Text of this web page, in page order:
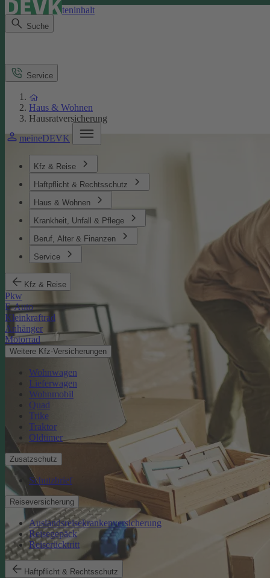
Direkt zum Seiteninhalt
Suche
meineDEVK
Kfz & Reise
Haftpflicht & Rechtsschutz
Haus & Wohnen
Krankheit, Unfall & Pflege
Beruf, Alter & Finanzen
Service
Kfz & Reise
Pkw
E-Auto
Kleinkraftrad
Anhänger
Motorrad
Weitere Kfz-Versicherungen
Wohnwagen
Lieferwagen
Wohnmobil
Quad
Trike
Traktor
Oldtimer
Zusatzschutz
Schutzbrief
Reiseversicherung
Auslandsreisekrankenversicherung
Reisegepäck
Reiserücktritt
Haftpflicht & Rechtsschutz
Service
Haus & Wohnen
Hausratversicherung